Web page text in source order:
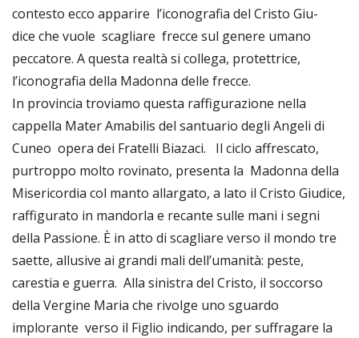
contesto ecco apparire l’iconografia del Cristo Giu-
dice che vuole scagliare frecce sul genere umano
peccatore. A questa realtà si collega, protettrice,
l’iconografia della Madonna delle frecce.
In provincia troviamo questa raffigurazione nella
cappella Mater Amabilis del santuario degli Angeli di
Cuneo opera dei Fratelli Biazaci. Il ciclo affrescato,
purtroppo molto rovinato, presenta la Madonna della
Misericordia col manto allargato, a lato il Cristo Giudice,
raffigurato in mandorla e recante sulle mani i segni
della Passione. È in atto di scagliare verso il mondo tre
saette, allusive ai grandi mali dell’umanità: peste,
carestia e guerra. Alla sinistra del Cristo, il soccorso
della Vergine Maria che rivolge uno sguardo
implorante verso il Figlio indicando, per suffragare la